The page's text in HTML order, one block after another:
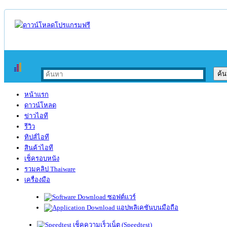
หน้าแรก
ดาวน์โหลด
ข่าวไอที
รีวิว
ทิปส์ไอที
สินค้าไอที
เช็ครอบหนัง
รวมคลิป Thaiware
เครื่องมือ
ซอฟต์แวร์
แอปพลิเคชันบนมือถือ
เช็คความเร็วเน็ต (Speedtest)